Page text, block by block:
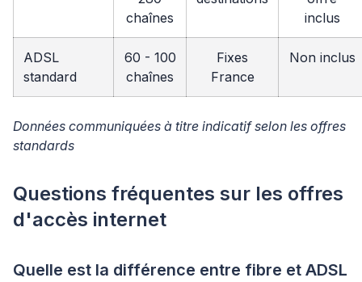
chaînes
inclus
ADSL
standard
60 - 100
chaînes
Fixes
France
Non inclus
Données communiquées à titre indicatif selon les offres
standards
Questions fréquentes sur les offres
d'accès internet
Quelle est la différence entre fibre et ADSL